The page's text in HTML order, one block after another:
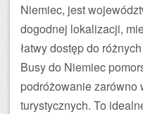
Niemiec, jest
dogodnej lokalizacji,
łatwy dostęp do
Busy do Niemiec
podróżowanie zarówno
turystycznych. To